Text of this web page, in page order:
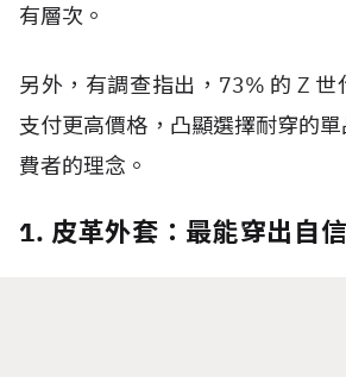
有層次。
另外，有調查指出， 73% 的 Z 世
支付更高價格，凸顯選擇耐穿的
費者的理念。
1. 皮革外套：最能穿出自